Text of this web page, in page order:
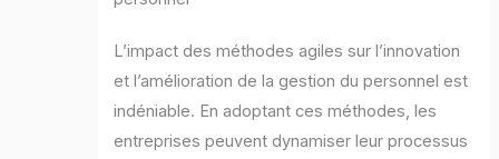
L’impact des méthodes agiles sur l’innovation
et l’amélioration de la gestion du personnel est
indéniable. En adoptant ces méthodes, les
entreprises peuvent dynamiser leur processus